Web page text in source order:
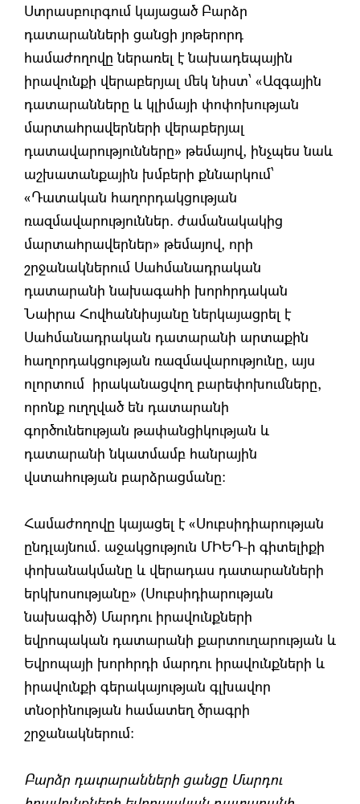
Ստրասբուրգում կայացած Բարձր
դատարանների ցանցի յոթերորդ
համաժողովը ներառել է նախադեպային
իրավունքի վերաբերյալ մեկ նիստ՝ «Ազգային
դատարանները և կլիմայի փոփոխության
մարտահրավերների վերաբերյալ
դատավարությունները» թեմայով, ինչպես նաև
աշխատանքային խմբերի քննարկում՝
«Դատական հաղորդակցության
ռազմավարություններ. ժամանակակից
մարտահրավերներ» թեմայով, որի
շրջանակներում Սահմանադրական
դատարանի նախագահի խորհրդական
Նաիրա Հովհաննիսյանը ներկայացրել է
Սահմանադրական դատարանի արտաքին
հաղորդակցության ռազմավարությունը, այս
ոլորտում իրականացվող բարեփոխումները,
որոնք ուղղված են դատարանի
գործունեության թափանցիկության և
դատարանի նկատմամբ հանրային
վստահության բարձրացմանը:
Համաժողովը կայացել է «Սուբսիդիարության
ընդլայնում. աջակցություն ՄԻԵԴ-ի գիտելիքի
փոխանակմանը և վերադաս դատարանների
երկխոսությանը» (Սուբսիդիարության
նախագիծ) Մարդու իրավունքների
եվրոպական դատարանի քարտուղարության և
Եվրոպայի խորհրդի մարդու իրավունքների և
իրավունքի գերակայության գլխավոր
տնօրինության համատեղ ծրագրի
շրջանակներում:
Բարձր դատարանների ցանցը Մարդու